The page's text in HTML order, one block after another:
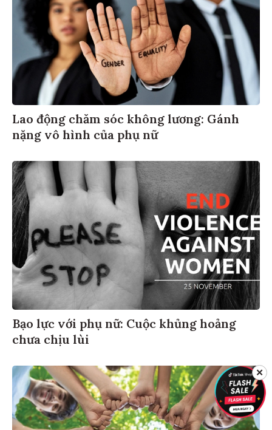
Lao động chăm sóc không lương: Gánh
nặng vô hình của phụ nữ
Bạo lực với phụ nữ: Cuộc khủng hoảng
chưa chịu lùi
✕